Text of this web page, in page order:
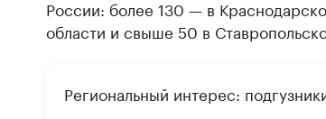
России: более 130 — в
области и свыше 50 в
Региональный интерес: